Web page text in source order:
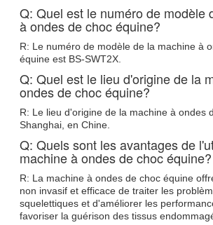
Q: Quel est le numéro de modèle
à ondes de choc équine?
R: Le numéro de modèle de la machine à
équine est BS-SWT2X.
Q: Quel est le lieu d'origine de la
ondes de choc équine?
R: Le lieu d'origine de la machine à ondes
Shanghai, en Chine.
Q: Quels sont les avantages de
machine à ondes de choc équine?
R: La machine à ondes de choc équine
non invasif et efficace de traiter les
squelettiques et d'améliorer les
favoriser la guérison des tissus